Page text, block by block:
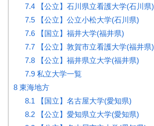
7.4【公立】石川県立看護大学(石川県)
7.5【公立】公立小松大学(石川県)
7.6【国立】福井大学(福井県)
7.7【公立】敦賀市立看護大学(福井県)
7.8【公立】福井県立大学(福井県)
7.9私立大学一覧
8 東海地方
8.1 【国立】名古屋大学(愛知県)
8.2【公立】愛知県立大学(愛知県)